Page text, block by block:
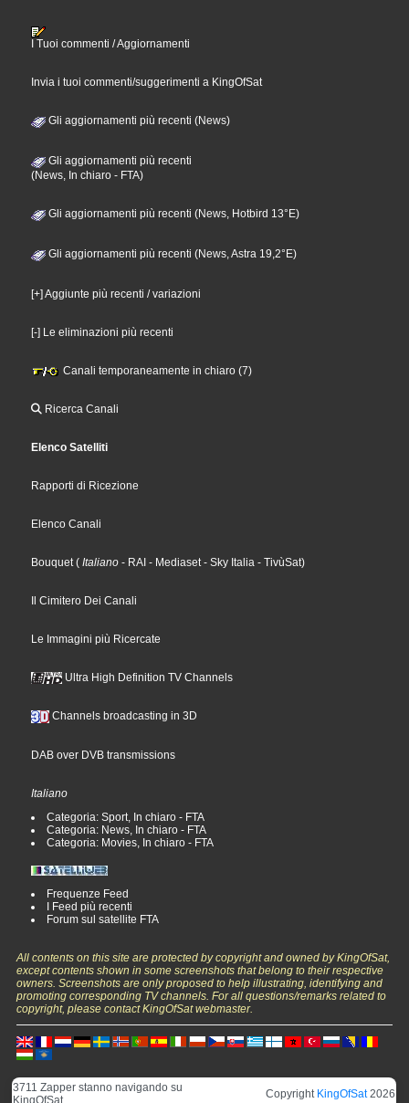
I Tuoi commenti / Aggiornamenti
Invia i tuoi commenti/suggerimenti a KingOfSat
Gli aggiornamenti più recenti (News)
Gli aggiornamenti più recenti
(News, In chiaro - FTA)
Gli aggiornamenti più recenti (News, Hotbird 13°E)
Gli aggiornamenti più recenti (News, Astra 19,2°E)
[+] Aggiunte più recenti / variazioni
[-] Le eliminazioni più recenti
Canali temporaneamente in chiaro (7)
Ricerca Canali
Elenco Satelliti
Rapporti di Ricezione
Elenco Canali
Bouquet ( Italiano - RAI - Mediaset - Sky Italia - TivùSat)
Il Cimitero Dei Canali
Le Immagini più Ricercate
Ultra High Definition TV Channels
Channels broadcasting in 3D
DAB over DVB transmissions
Italiano
Categoria: Sport, In chiaro - FTA
Categoria: News, In chiaro - FTA
Categoria: Movies, In chiaro - FTA
Frequenze Feed
I Feed più recenti
Forum sul satellite FTA
All contents on this site are protected by copyright and owned by KingOfSat,
except contents shown in some screenshots that belong to their respective
owners. Screenshots are only proposed to help illustrating, identifying and
promoting corresponding TV channels. For all questions/remarks related to
copyright, please contact KingOfSat webmaster.
3711 Zapper stanno navigando su
KingOfSat
Copyright KingOfSat2026